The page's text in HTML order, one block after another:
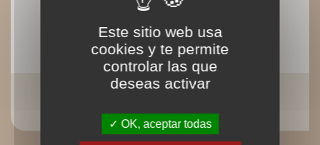
Mireille Gayet
Este sitio web usa
cookies y te permite
controlar las que
deseas activar
OK, aceptar todas